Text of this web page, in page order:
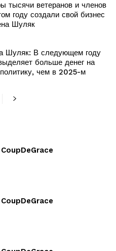
тысячи ветеранов и членов
году создали свой бизнес
Шуляк
Шуляк: В следующем году
больше денег на
чем в 2025-м